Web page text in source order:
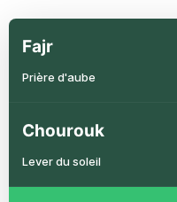
Fajr
Prière d'aube
Chourouk
Lever du soleil